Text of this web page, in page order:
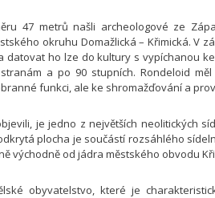
47 metrů našli archeologové ze
okruhu Domažlická – Křimická. V
ho lze do kultury s vypíchanou
a po 90 stupních. Rondeloid
funkci, ale ke shromažďování a
je jedno z největších neolitických
plocha je součástí rozsáhlého
východně od jádra městského obvodu
obyvatelstvo, které je